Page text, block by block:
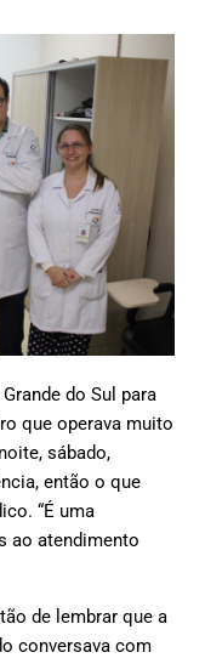
do Sul para
que operava muito
sábado,
então o que
“É uma
ao atendimento
de lembrar que a
conversava com